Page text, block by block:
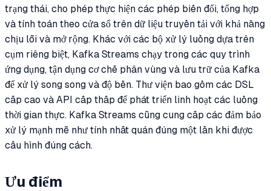
trạng thái, cho phép thực hiện các phép biến đổi, tổng hợp
và tính toán theo cửa sổ trên dữ liệu truyền tải với khả năng
chịu lỗi và mở rộng. Khác với các bộ xử lý luồng dựa trên
cụm riêng biệt, Kafka Streams chạy trong các quy trình
ứng dụng, tận dụng cơ chế phân vùng và lưu trữ của Kafka
để xử lý song song và độ bền. Thư viện bao gồm các DSL
cấp cao và API cấp thấp để phát triển linh hoạt các luồng
thời gian thực. Kafka Streams cũng cung cấp các đảm bảo
xử lý mạnh mẽ như tính nhất quán đúng một lần khi được
cấu hình đúng cách.
Ưu điểm